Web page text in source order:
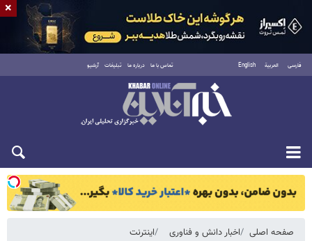
فارسی العربية English تماس با ما درباره ما تبلیغات آرشیو
یکشنبه ۱۸ مرداد ۱۴۰۵
صفحه اصلی اخبار دانش و فناوری اینترنت
×